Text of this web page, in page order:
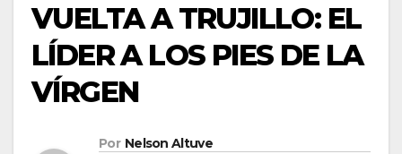
VUELTA A TRUJILLO: EL
LÍDER A LOS PIES DE LA
VÍRGEN
Por Nelson Altuve